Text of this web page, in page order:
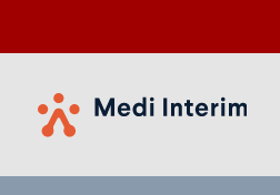
Home